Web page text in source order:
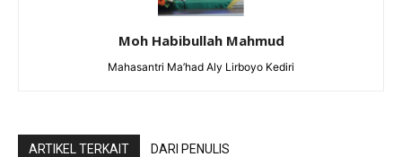
Moh Habibullah Mahmud
Mahasantri Ma’had Aly Lirboyo Kediri
ARTIKEL TERKAIT DARI PENULIS